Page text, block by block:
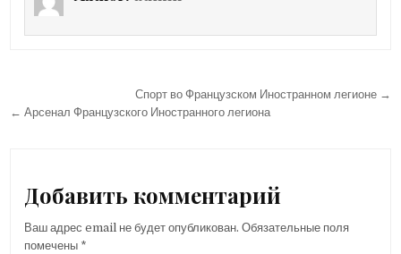
Навигация
по
Спорт во Французском Иностранном легионе →
← Арсенал Французского Иностранного легиона
Добавить комментарий
Ваш адрес email не будет опубликован. Обязательные поля
помечены *